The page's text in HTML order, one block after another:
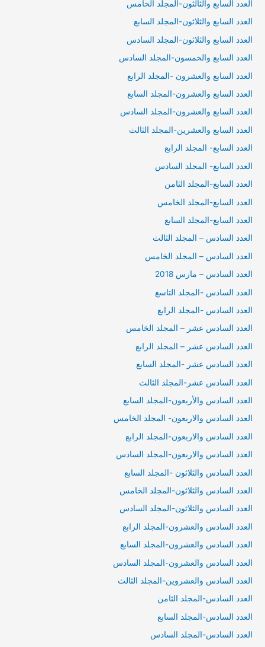
العدد السابع والثالثون-المجلد الخامس
العدد السابع والثلاثون-المجلد السابع
العدد السابع والثلاثون-المجلد السادس
العدد السابع والخمسون-المجلد السادس
العدد السابع والعشرون -المجلد الرابع
العدد السابع والعشرون-المجلد السابع
العدد السابع والعشرون-المجلد السادس
العدد السابع والعشرين-المجلد الثالث
العدد السابع- المجلد الرابع
العدد السابع- المجلد السادس
العدد السابع-المجلد الثامن
العدد السابع-المجلد الخامس
العدد السابع-المجلد السابع
العدد السادس – المجلد الثالث
العدد السادس – المجلد الخامس
العدد السادس – مارس 2018
العدد السادس -المجلد التاسع
العدد السادس -المجلد الرابع
العدد السادس عشر – المجلد الخامس
العدد السادس عشر – المجلد الرابع
العدد السادس عشر -المجلد السابع
العدد السادس عشر-المجلد الثالث
العدد السادس والأربعون-المجلد السابع
العدد السادس والاربعون- المجلد الخامس
العدد السادس والاربعون-المجلد الرابع
العدد السادس والاربعون-المجلد السادس
العدد السادس والثلاثون -المجلد السابع
العدد السادس والثلاثون-المجلد الخامس
العدد السادس والثلاثون-المجلد السادس
العدد السادس والعشرون-المجلد الرابع
العدد السادس والعشرون-المجلد السابع
العدد السادس والعشرون-المجلد السادس
العدد السادس والعشروين-المجلد الثالث
العدد السادس-المجلد الثامن
العدد السادس-المجلد السابع
العدد السادس-المجلد السادس